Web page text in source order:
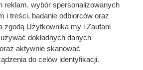
g w Dino w promocyjnej cenie.
i ziarnistej, warunki oferty
reklam, wybór spersonalizowanych
i treści, badanie odbiorców oraz
zgodą Użytkownika my i Zaufani
dokładnych danych
aktywnie skanować
do celów identyfikacji.